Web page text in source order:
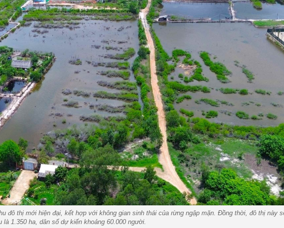
đô thị mới hiện đại, kết hợp với không gian sinh thái của rừng ngập mặn. Đồng thời, đô thị này
1.350 ha, dân số dự kiến khoảng 60.000 người.